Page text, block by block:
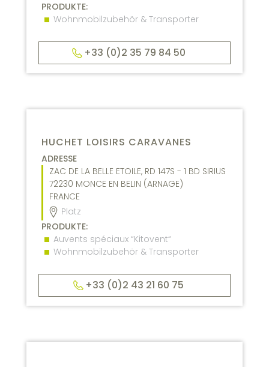
PRODUKTE:
Wohnmobilzubehör & Transporter
+33 (0)2 35 79 84 50
HUCHET LOISIRS CARAVANES
ADRESSE
ZAC DE LA BELLE ETOILE, RD 147S - 1 BD SIRIUS
72230 MONCE EN BELIN (ARNAGE)
FRANCE
Platz
PRODUKTE:
Auvents spéciaux “Kitovent“
Wohnmobilzubehör & Transporter
+33 (0)2 43 21 60 75